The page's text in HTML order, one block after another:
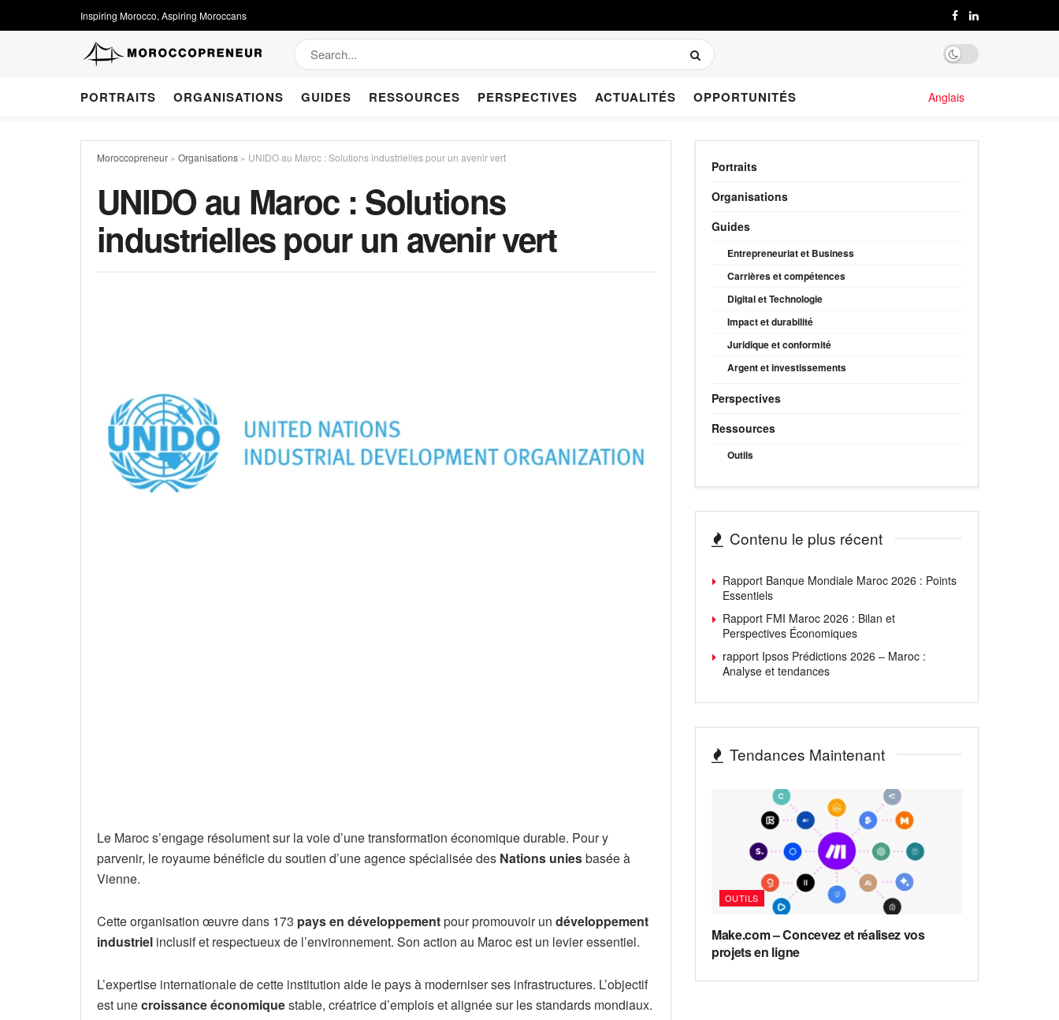
Inspiring Morocco, Aspiring Moroccans
PORTRAITS ORGANISATIONS GUIDES RESSOURCES PERSPECTIVES ACTUALITÉS OPPORTUNITÉS Anglais
Moroccopreneur » Organisations » UNIDO au Maroc : Solutions industrielles pour un avenir vert
UNIDO au Maroc : Solutions
industrielles pour un avenir vert
Le Maroc s’engage résolument sur la voie d’une transformation économique durable. Pour y
parvenir, le royaume bénéficie du soutien d’une agence spécialisée des Nations uniesbasée à
Vienne.
Cette organisation œuvre dans 173 pays en développementpour promouvoir un développement
industriel inclusif et respectueux de l’environnement. Son action au Maroc est un levier essentiel.
L’expertise internationale de cette institution aide le pays à moderniser ses infrastructures. L’objectif
est unecroissance économiquestable, créatrice d’emplois et alignée sur les standards mondiaux.
Portraits
Organisations
Guides
Entrepreneuriat et Business
Carrières et compétences
Digital et Technologie
Impact et durabilité
Juridique et conformité
Argent et investissements
Perspectives
Ressources
Outils
Contenu le plus récent
Rapport Banque Mondiale Maroc 2026 : Points
Essentiels
Rapport FMI Maroc 2026 : Bilan et
Perspectives Économiques
rapport Ipsos Prédictions 2026 – Maroc :
Analyse et tendances
Tendances Maintenant
OUTILS
Make.com – Concevez et réalisez vos
projets en ligne